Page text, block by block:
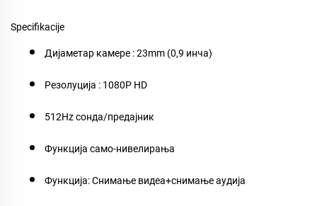
Specifikacije
Дијаметар камере : 23mm (0,9 инча)
Резолуција : 1080P HD
512Hz сонда/предајник
Функција само-нивелирања
Функција: Снимање видеа+снимање аудија